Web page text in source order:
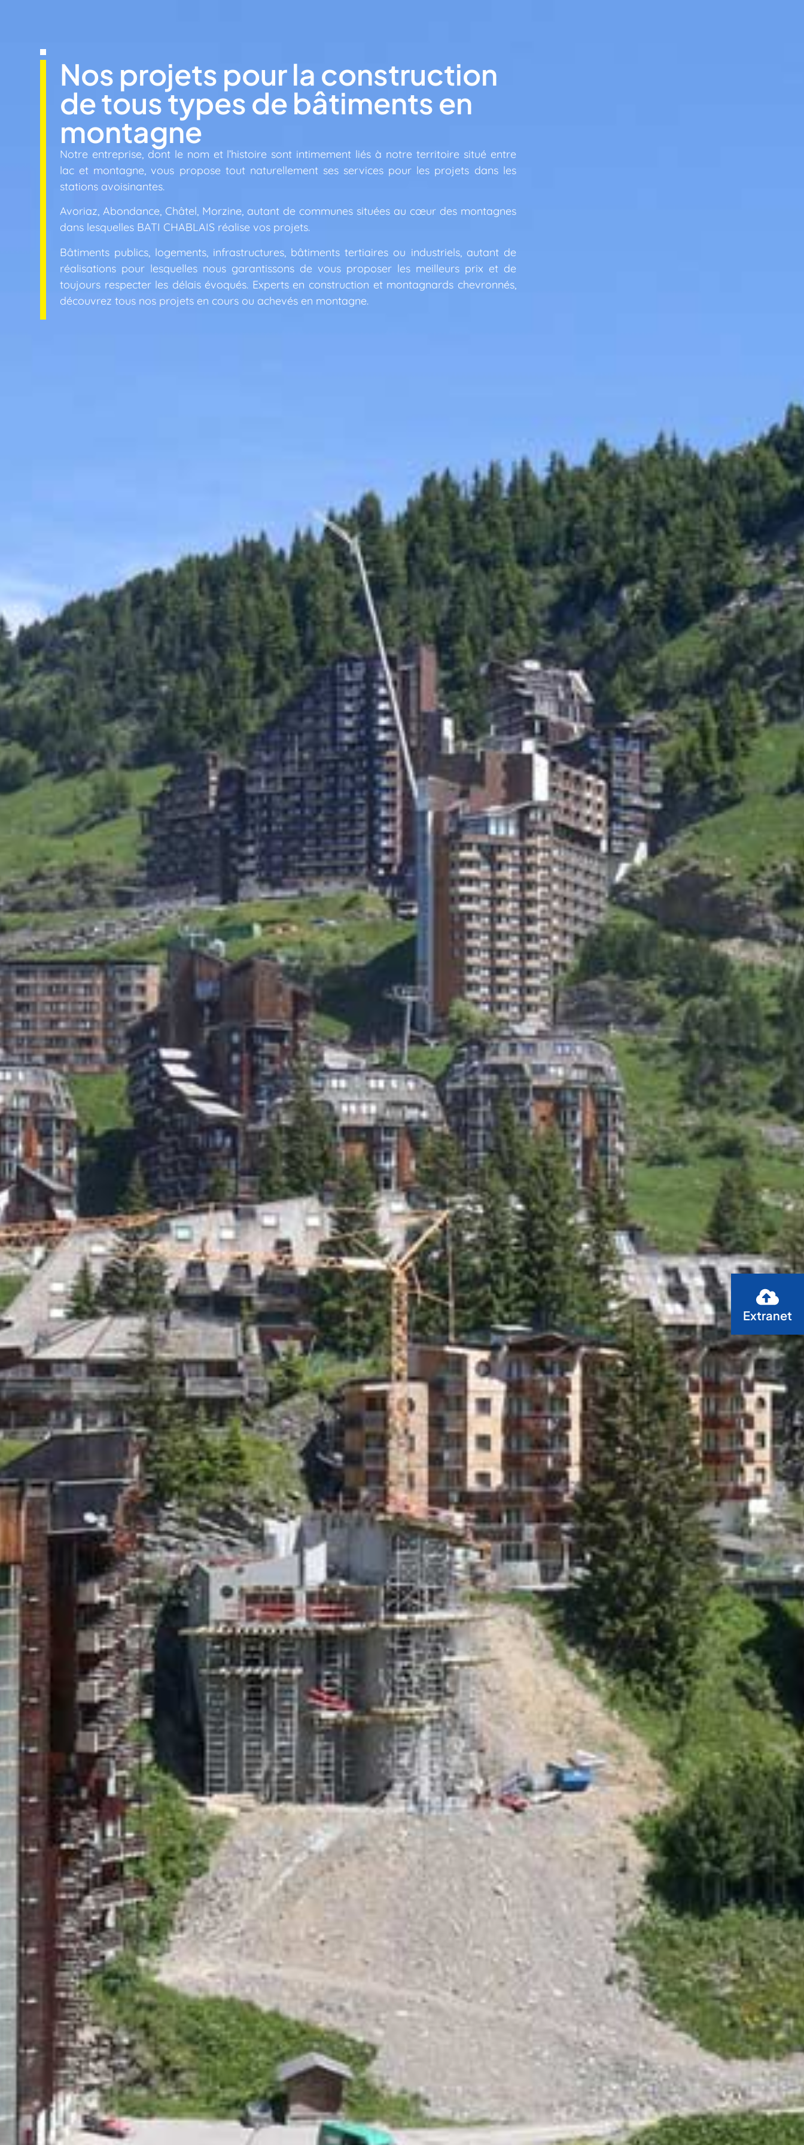
Nos projets pour la construction
de tous types de bâtiments en
montagne
Notre entreprise, dont le nom et l’histoire sont intimement liés à notre territoire situé entre
lac et montagne, vous propose tout naturellement ses services pour les projets dans les
stations avoisinantes.
Avoriaz, Abondance, Châtel, Morzine, autant de communes situées au cœur des montagnes
dans lesquelles BATI CHABLAIS réalise vos projets.
Bâtiments publics, logements, infrastructures, bâtiments tertiaires ou industriels, autant de
réalisations pour lesquelles nous garantissons de vous proposer les meilleurs prix et de
toujours respecter les délais évoqués. Experts en construction et montagnards chevronnés,
découvrez tous nos projets en cours ou achevés en montagne.
Extranet